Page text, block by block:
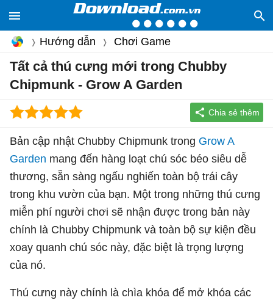
Hướng dẫn Chơi Game
Tất cả thú cưng mới trong Chubby
Chipmunk - Grow A Garden
Bản cập nhật Chubby Chipmunk trong Grow A
Garden mang đến hàng loạt chú sóc béo siêu dễ
thương, sẵn sàng ngấu nghiến toàn bộ trái cây
trong khu vườn của bạn. Một trong những thú cưng
miễn phí người chơi sẽ nhận được trong bản này
chính là Chubby Chipmunk và toàn bộ sự kiện đều
xoay quanh chú sóc này, đặc biệt là trọng lượng
của nó.
Thú cưng này chính là chìa khóa để mở khóa các